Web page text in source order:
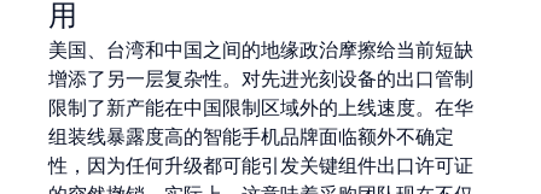
用
美国、台湾和中国之间的地缘政治摩擦给当前短缺
增添了另一层复杂性。对先进光刻设备的出口管制
限制了新产能在中国限制区域外的上线速度。在华
组装线暴露度高的智能手机品牌面临额外不确定
性，因为任何升级都可能引发关键组件出口许可证